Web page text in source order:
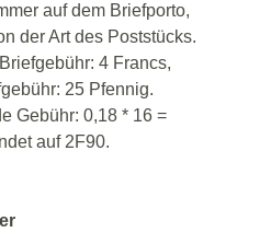
auf dem Briefporto,
der Art des Poststücks.
4 Francs,
25 Pfennig.
Gebühr: 0,18 * 16 =
auf 2F90.